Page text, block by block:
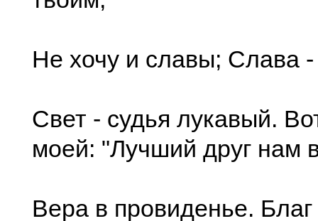
Не хочу и славы; Слава
Свет - судья лукавый.
моей: "Лучший друг нам
Вера в провиденье.